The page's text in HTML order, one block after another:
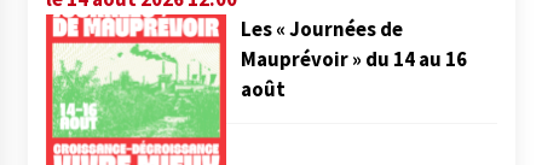
Les « Journées de
Mauprévoir » du 14 au 16
août